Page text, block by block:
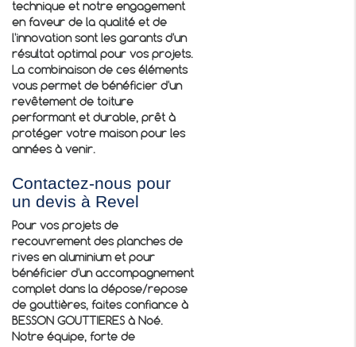
technique et notre engagement
en faveur de la qualité et de
l'innovation sont les garants d'un
résultat optimal pour vos projets.
La combinaison de ces éléments
vous permet de bénéficier d'un
revêtement de toiture
performant et durable, prêt à
protéger votre maison pour les
années à venir.
Contactez-nous pour
un devis à Revel
Pour vos projets de
recouvrement des planches de
rives en aluminiumet pour
bénéficier d'un accompagnement
complet dans la dépose/repose
de gouttières, faites confiance à
BESSON GOUTTIERES à Noé.
Notre équipe, forte de